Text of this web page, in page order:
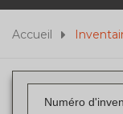
Accueil